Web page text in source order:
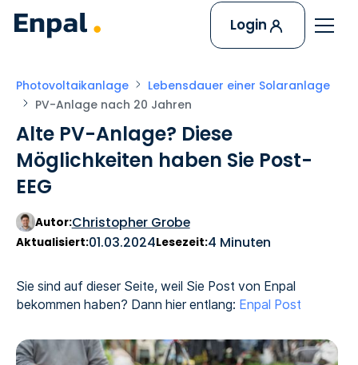
Login
Photovoltaikanlage
Lebensdauer einer Solaranlage
PV-Anlage nach 20 Jahren
Alte PV-Anlage? Diese
Möglichkeiten haben Sie Post-
EEG
Autor:Christopher Grobe
Aktualisiert:01.03.2024Lesezeit:4 Minuten
Sie sind auf dieser Seite, weil Sie Post von Enpal
bekommen haben? Dann hier entlang: Enpal Post